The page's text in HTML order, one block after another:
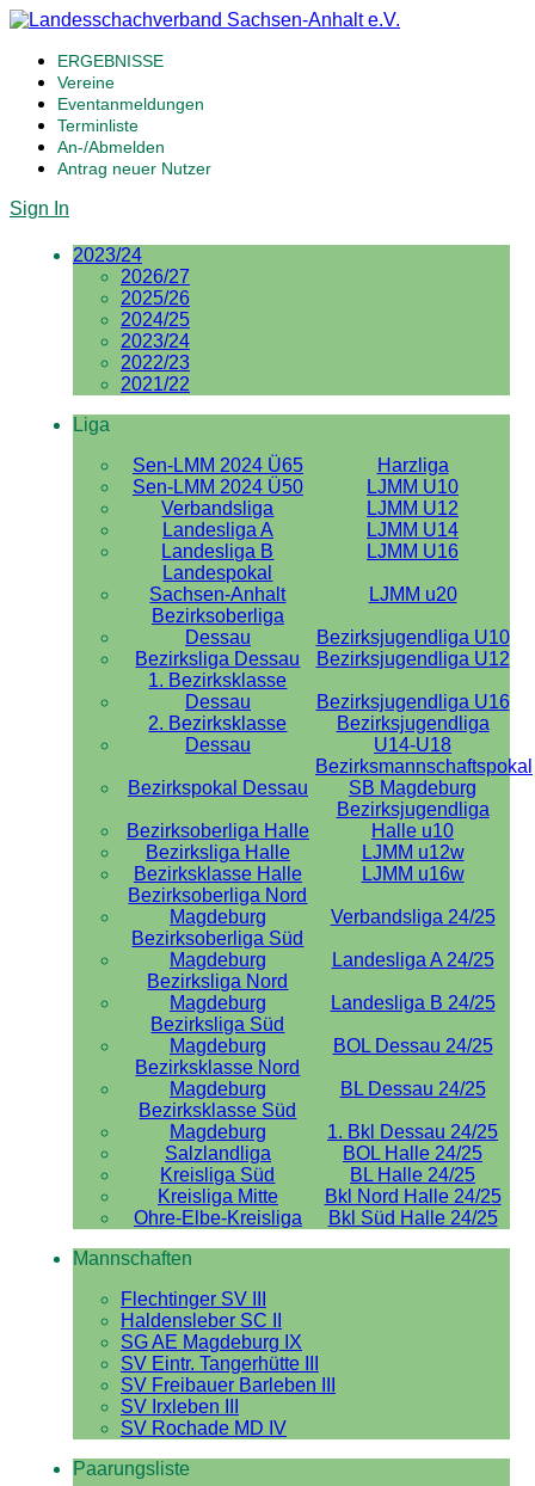
ERGEBNISSE
Vereine
Eventanmeldungen
Terminliste
An-/Abmelden
Antrag neuer Nutzer
Sign In
2023/24
2026/27
2025/26
2024/25
2023/24
2022/23
2021/22
Liga
Sen-LMM 2024 Ü65
Harzliga
Sen-LMM 2024 Ü50
LJMM U10
Verbandsliga
LJMM U12
Landesliga A
LJMM U14
Landesliga B
LJMM U16
Landespokal
Sachsen-Anhalt
LJMM u20
Bezirksoberliga
Dessau
Bezirksjugendliga U10
Bezirksliga Dessau
Bezirksjugendliga U12
1. Bezirksklasse
Dessau
Bezirksjugendliga U16
2. Bezirksklasse
Dessau
Bezirksjugendliga
U14-U18
Bezirkspokal Dessau
Bezirksmannschaftspokal
SB Magdeburg
Bezirksoberliga Halle
Bezirksjugendliga
Halle u10
Bezirksliga Halle
LJMM u12w
Bezirksklasse Halle
LJMM u16w
Bezirksoberliga Nord
Magdeburg
Verbandsliga 24/25
Bezirksoberliga Süd
Magdeburg
Landesliga A 24/25
Bezirksliga Nord
Magdeburg
Landesliga B 24/25
Bezirksliga Süd
Magdeburg
BOL Dessau 24/25
Bezirksklasse Nord
Magdeburg
BL Dessau 24/25
Bezirksklasse Süd
Magdeburg
1. Bkl Dessau 24/25
Salzlandliga
BOL Halle 24/25
Kreisliga Süd
BL Halle 24/25
Kreisliga Mitte
Bkl Nord Halle 24/25
Ohre-Elbe-Kreisliga
Bkl Süd Halle 24/25
Mannschaften
Flechtinger SV III
Haldensleber SC II
SG AE Magdeburg IX
SV Eintr. Tangerhütte III
SV Freibauer Barleben III
SV Irxleben III
SV Rochade MD IV
Paarungsliste